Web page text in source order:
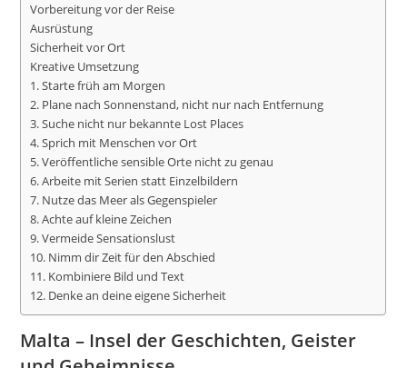
Vorbereitung vor der Reise
Ausrüstung
Sicherheit vor Ort
Kreative Umsetzung
1. Starte früh am Morgen
2. Plane nach Sonnenstand, nicht nur nach Entfernung
3. Suche nicht nur bekannte Lost Places
4. Sprich mit Menschen vor Ort
5. Veröffentliche sensible Orte nicht zu genau
6. Arbeite mit Serien statt Einzelbildern
7. Nutze das Meer als Gegenspieler
8. Achte auf kleine Zeichen
9. Vermeide Sensationslust
10. Nimm dir Zeit für den Abschied
11. Kombiniere Bild und Text
12. Denke an deine eigene Sicherheit
Malta – Insel der Geschichten, Geister